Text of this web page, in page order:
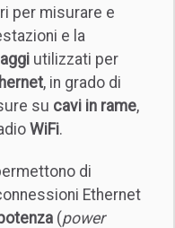
per misurare e
e la
utilizzati per
, in grado di
su cavi in rame,
WiFi.
di
Ethernet
(power